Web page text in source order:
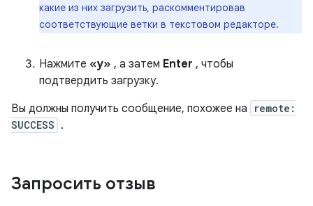
какие из них загрузить, раскомментировав
соответствующие ветки в текстовом редакторе.
Нажмите «y» , а затем Enter , чтобы
подтвердить загрузку.
Вы должны получить сообщение, похожее на
remote:
SUCCESS .
Запросить отзыв